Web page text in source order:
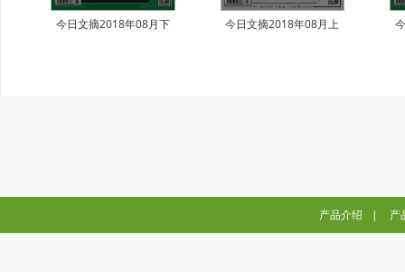
今日文摘2018年08月下 今日文摘2018年08月上
产品介绍 | 产